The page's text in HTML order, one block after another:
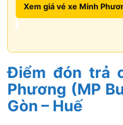
Xem giá vé xe Minh
Điểm đón trả
Phương (MP
Gòn – Huế